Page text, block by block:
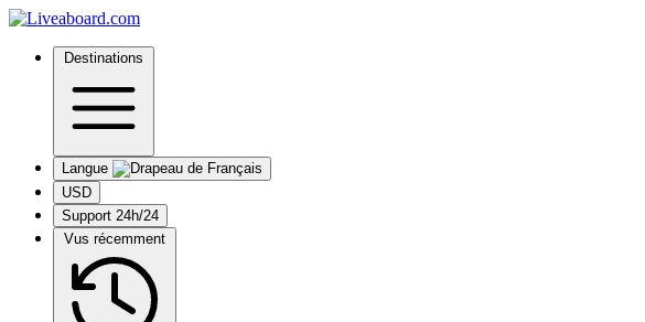
Destinations
Langue
USD
Support 24h/24
Vus récemment